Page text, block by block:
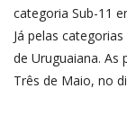
categoria Sub-11
Já pelas
de Uruguaiana. As
Três de Maio, no